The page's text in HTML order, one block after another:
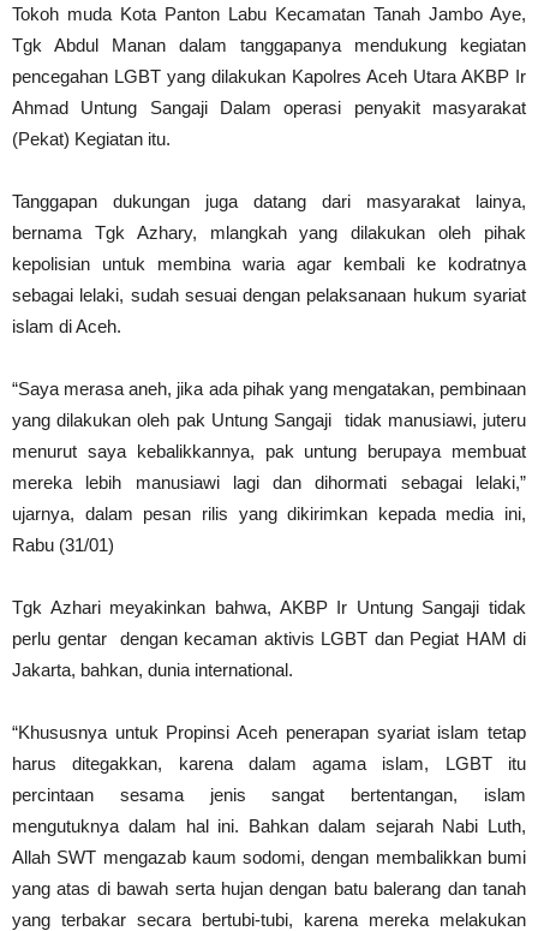
Tokoh muda Kota Panton Labu Kecamatan Tanah Jambo Aye,
Tgk Abdul Manan dalam tanggapanya mendukung kegiatan
pencegahan LGBT yang dilakukan Kapolres Aceh Utara AKBP Ir
Ahmad Untung Sangaji Dalam operasi penyakit masyarakat
(Pekat) Kegiatan itu.
Tanggapan dukungan juga datang dari masyarakat lainya,
bernama Tgk Azhary, mlangkah yang dilakukan oleh pihak
kepolisian untuk membina waria agar kembali ke kodratnya
sebagai lelaki, sudah sesuai dengan pelaksanaan hukum syariat
islam di Aceh.
“Saya merasa aneh, jika ada pihak yang mengatakan, pembinaan
yang dilakukan oleh pak Untung Sangaji tidak manusiawi, juteru
menurut saya kebalikkannya, pak untung berupaya membuat
mereka lebih manusiawi lagi dan dihormati sebagai lelaki,”
ujarnya, dalam pesan rilis yang dikirimkan kepada media ini,
Rabu (31/01)
Tgk Azhari meyakinkan bahwa, AKBP Ir Untung Sangaji tidak
perlu gentar dengan kecaman aktivis LGBT dan Pegiat HAM di
Jakarta, bahkan, dunia international.
“Khususnya untuk Propinsi Aceh penerapan syariat islam tetap
harus ditegakkan, karena dalam agama islam, LGBT itu
percintaan sesama jenis sangat bertentangan, islam
mengutuknya dalam hal ini. Bahkan dalam sejarah Nabi Luth,
Allah SWT mengazab kaum sodomi, dengan membalikkan bumi
yang atas di bawah serta hujan dengan batu balerang dan tanah
yang terbakar secara bertubi-tubi, karena mereka melakukan